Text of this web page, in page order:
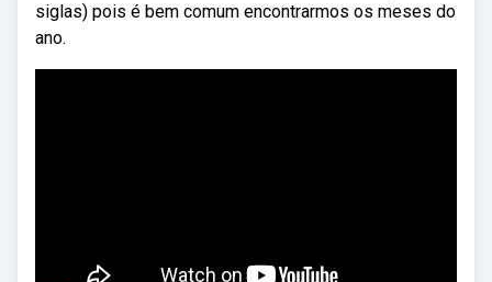
siglas) pois é bem comum encontrarmos os meses do
ano.